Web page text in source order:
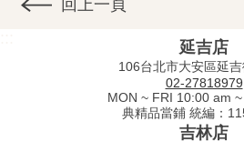
回上一頁
延吉店
106台北市大安區延
02-27818979
MON ~ FRI 10:00 am
典精品當鋪 統編：
吉林店